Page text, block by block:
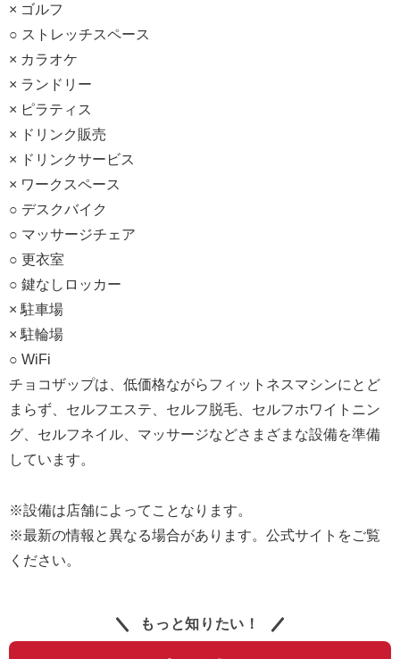
× ゴルフ
○ ストレッチスペース
× カラオケ
× ランドリー
× ピラティス
× ドリンク販売
× ドリンクサービス
× ワークスペース
○ デスクバイク
○ マッサージチェア
○ 更衣室
○ 鍵なしロッカー
× 駐車場
× 駐輪場
○ WiFi
チョコザップは、低価格ながらフィットネスマシンにとど
まらず、セルフエステ、セルフ脱毛、セルフホワイトニン
グ、セルフネイル、マッサージなどさまざまな設備を準備
しています。
※設備は店舗によってことなります。
※最新の情報と異なる場合があります。公式サイトをご覧
ください。
もっと知りたい！